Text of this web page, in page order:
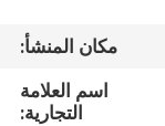
أشرطة
مكان المنشأ:
اسم العلامة
التجارية: